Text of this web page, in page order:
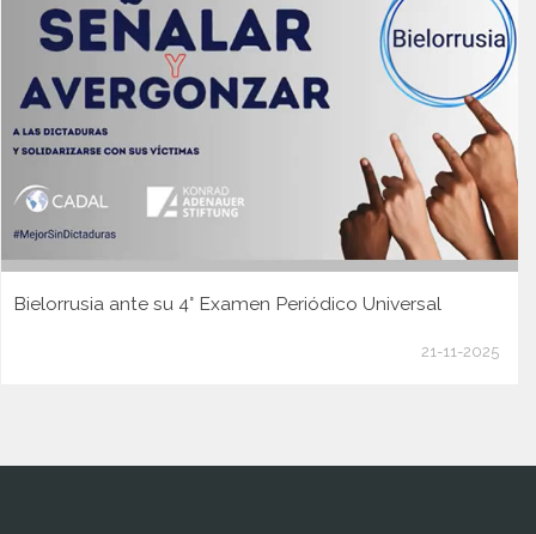
Bielorrusia ante su 4° Examen Periódico Universal
21-11-2025